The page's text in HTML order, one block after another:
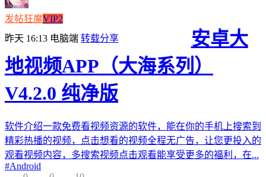
发帖狂魔VIP2
昨天 16:13 电脑端 转载分享
安卓大
地视频APP（大海系列）
V4.2.0 纯净版
软件介绍一款免费看视频资源的软件，能在你的手机上搜索到
精彩热播的视频，点击想看的视频全程无广告，让您更投入的
观看视频内容，多搜索视频点击观看能享受更多的福利，在...
#Android